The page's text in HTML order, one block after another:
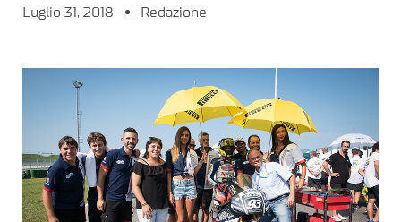
Luglio 31, 2018 Redazione